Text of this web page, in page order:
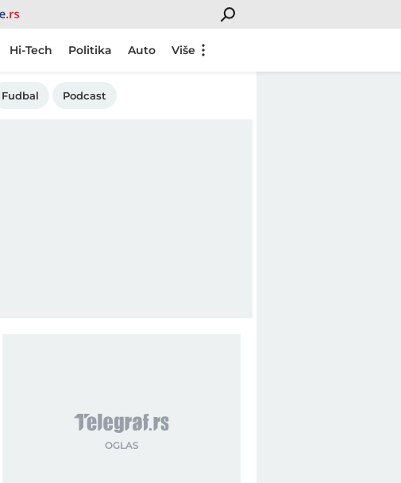
Hi-Tech Politika Auto Više
Fudbal Podcast